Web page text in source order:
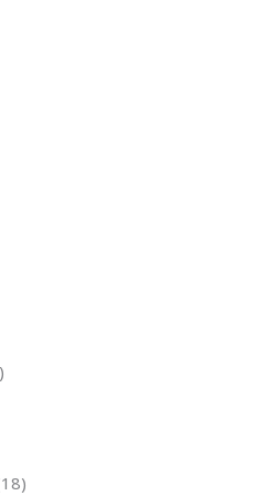
18